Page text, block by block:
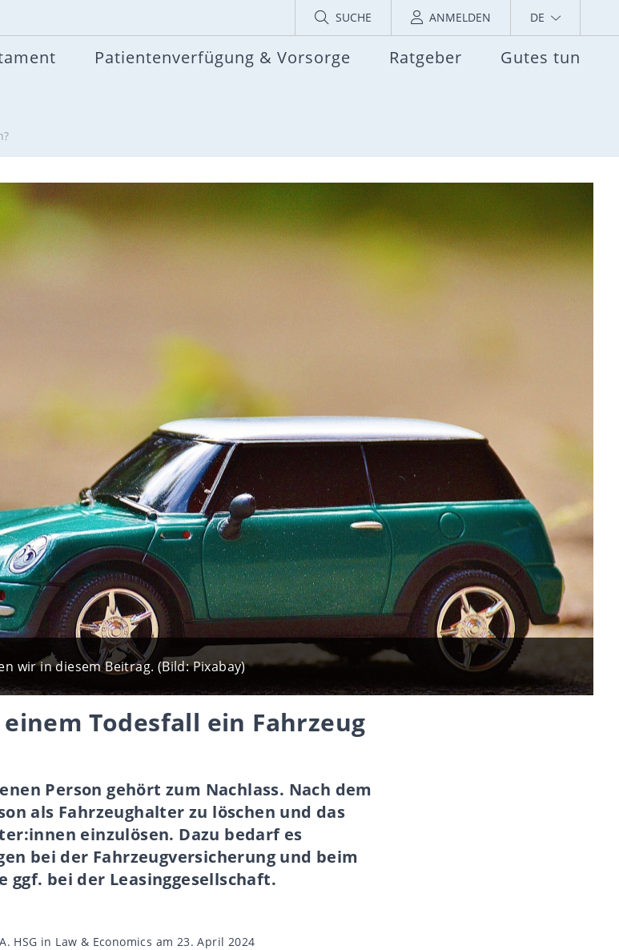
SUCHE ANMELDEN DE
Patientenverfügung & Vorsorge Ratgeber Gutes tun
wir in diesem Beitrag. (Bild: Pixabay)
Todesfall ein Fahrzeug
Person gehört zum Nachlass. Nach dem
als Fahrzeughalter zu löschen und das
einzulösen. Dazu bedarf es
bei der Fahrzeugversicherung und beim
ggf. bei der Leasinggesellschaft.
HSG in Law & Economics am 23. April 2024